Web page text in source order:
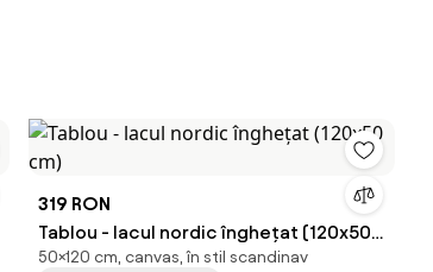
319 RON
Tablou - lacul nordic înghețat (120x50
cm)
50×120 cm, canvas, în stil scandinav